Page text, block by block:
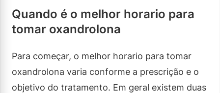
Quando é o melhor horario para
tomar oxandrolona
Para começar, o melhor horario para tomar
oxandrolona varia conforme a prescrição e o
objetivo do tratamento. Em geral existem duas